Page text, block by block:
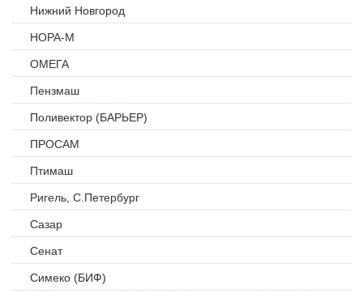
Нижний Новгород
НОРА-М
ОМЕГА
Пензмаш
Поливектор (БАРЬЕР)
ПРОСАМ
Птимаш
Ригель, С.Петербург
Сазар
Сенат
Симеко (БИФ)